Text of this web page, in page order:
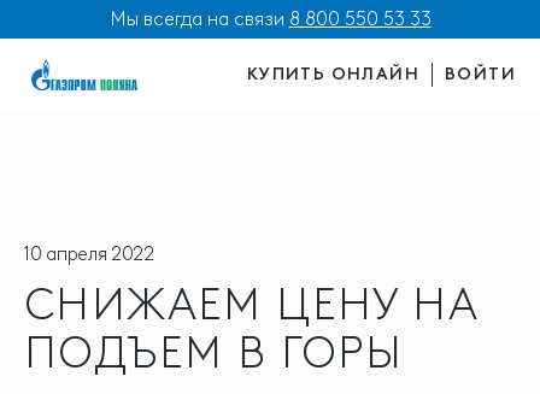
Мы всегда на связи 8 800 550 53 33
КУПИТЬ ОНЛАЙН ВОЙТИ
10 апреля 2022
СНИЖАЕМ ЦЕНУ НА
ПОДЪЕМ В ГОРЫ